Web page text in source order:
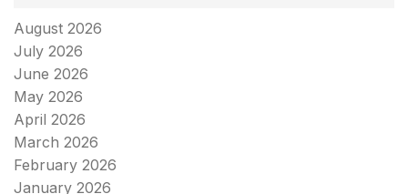
August 2026
July 2026
June 2026
May 2026
April 2026
March 2026
February 2026
January 2026